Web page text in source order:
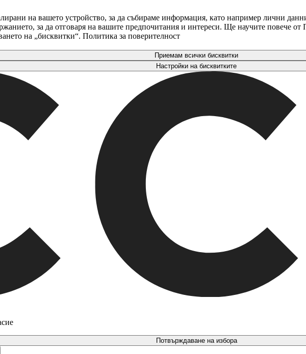
на вашето устройство, за да събираме информация, като например лични
за да отговаря на вашите предпочитания и интереси. Ще научите повече
на „бисквитки“. Политика за поверителност
Приемам всички бисквитки
Настройки на бисквитките
Потвърждаване на избора